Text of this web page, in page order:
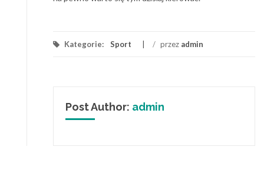
Kategorie: Sport / przez admin
Post Author: admin